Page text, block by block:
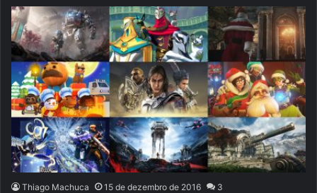
Thiago Machuca 15 de dezembro de 2016 3